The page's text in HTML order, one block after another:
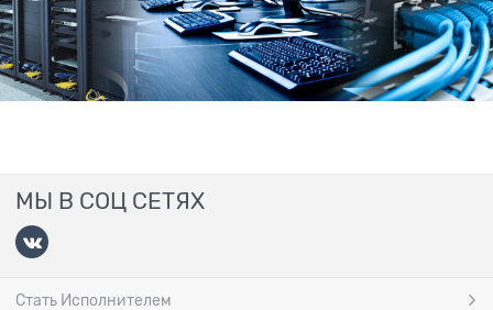
МЫ В СОЦ СЕТЯХ
Стать Исполнителем